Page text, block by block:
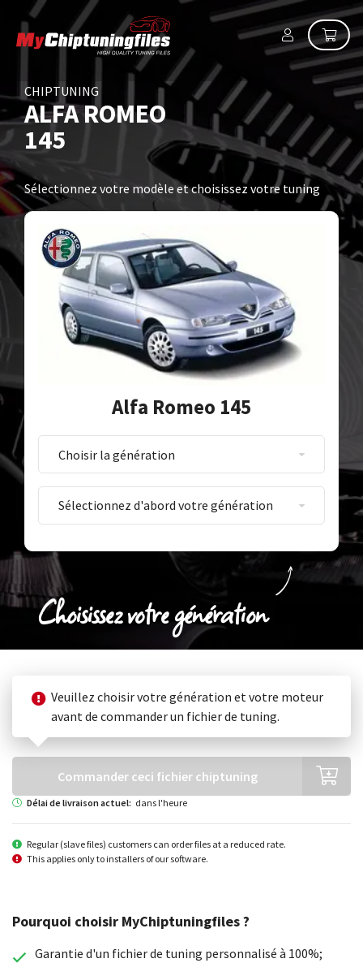
CHIPTUNING
ALFA ROMEO
145
Sélectionnez votre modèle et choisissez votre tuning
Alfa Romeo 145
Choisissez votre génération
Veuillez choisir votre génération et votre moteur
avant de commander un fichier de tuning.
Commander ceci fichier chiptuning
Délai de livraison actuel: dans l'heure
Regular (slave files) customers can order files at a reduced rate.
This applies only to installers of our software.
Pourquoi choisir MyChiptuningfiles ?
Garantie d'un fichier de tuning personnalisé à 100%;